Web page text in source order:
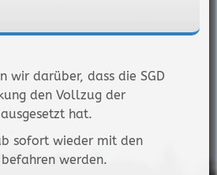
wir darüber, dass die SGD
den Vollzug der
hat.
sofort wieder mit den
werden.